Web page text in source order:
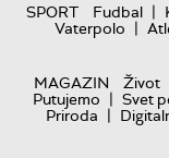
SPORT
Fudbal |
Vaterpolo |
MAGAZIN
Život
Putujemo | Svet
Priroda |